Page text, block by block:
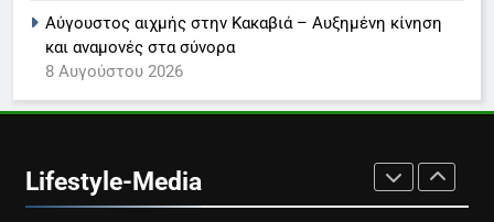
Αύγουστος αιχμής στην Κακαβιά – Αυξημένη κίνηση
και αναμονές στα σύνορα
8 Αυγούστου 2026
Lifestyle-Media
Times μαζί σε μια νέα
συνδρομητική πρόταση
LIFESTYLE-MEDIA
1
LIFESTYLE-MEDIA